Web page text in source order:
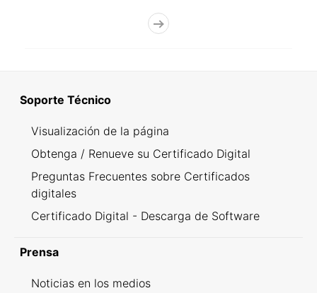
Soporte Técnico
Visualización de la página
Obtenga / Renueve su Certificado Digital
Preguntas Frecuentes sobre Certificados
digitales
Certificado Digital - Descarga de Software
Prensa
Noticias en los medios